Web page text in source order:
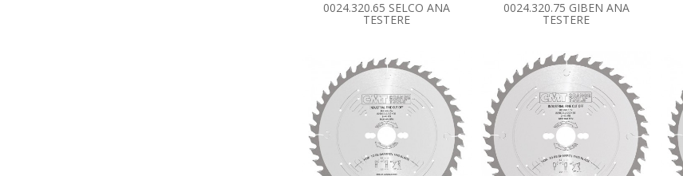
0024.320.65 SELCO ANA
TESTERE
0024.320.75 GIBEN ANA
TESTERE